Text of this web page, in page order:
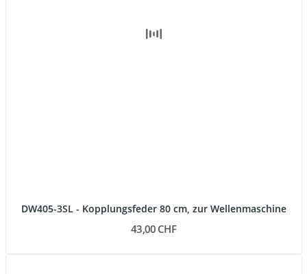
DW405-3SL - Kopplungsfeder 80 cm, zur Wellenmaschine
43,00 CHF